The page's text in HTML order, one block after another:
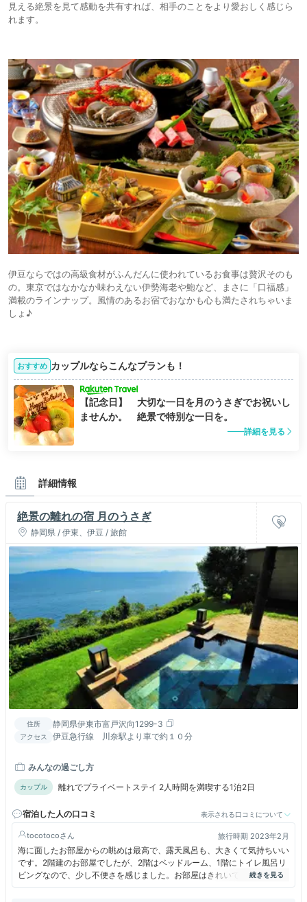
見える絶景を見て感動を共有すれば、相手のことをより愛おしく感じら
れます。
伊豆ならではの高級食材がふんだんに使われているお食事は贅沢そのも
の。東京ではなかなか味わえない伊勢海老や鮑など、まさに「口福感」
満載のラインナップ。風情のあるお宿でおなかも心も満たされちゃいま
しょ♪
おすすめ カップルならこんなプランも！
【記念日】 大切な一日を月のうさぎでお祝いし
ませんか。 絶景で特別な一日を。
詳細を見る
詳細情報
絶景の離れの宿 月のうさぎ
静岡県 / 伊東、伊豆 / 旅館
住所 静岡県伊東市富戸沢向1299-3
アクセス 伊豆急行線 川奈駅より車で約１０分
みんなの過ごし方
カップル 離れでプライベートステイ 2人時間を満喫する1泊2日
宿泊した人の口コミ 表示される口コミについて
tocotoco 旅行時期 2023年2月
海に面したお部屋からの眺めは最高で、露天風呂も、大きくて気持ちいい
です。2階建のお部屋でしたが、2階はベッドルーム、1階にトイレ風呂リ
ビングなので、少し不便さを感じました。お部屋はきれいでよかったで
す。